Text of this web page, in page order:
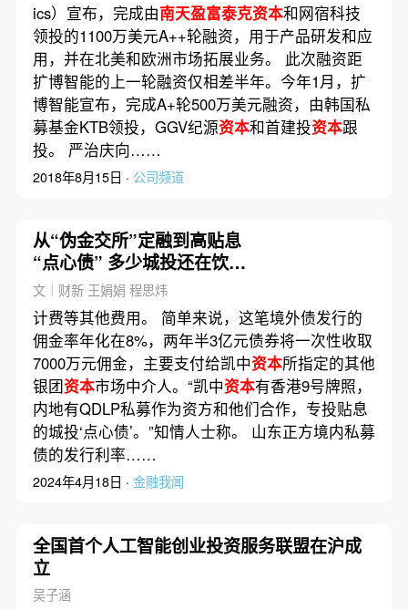
ics）宣布，完成由南天盈富泰克资本和网宿科技
领投的1100万美元A++轮融资，用于产品研发和应
用，并在北美和欧洲市场拓展业务。 此次融资距
扩博智能的上一轮融资仅相差半年。今年1月，扩
博智能宣布，完成A+轮500万美元融资，由韩国私
募基金KTB领投，GGV纪源资本和首建投资本跟
投。 严治庆向……
2018年8月15日 · 公司频道
从“伪金交所”定融到高贴息
“点心债” 多少城投还在饮鸩
止渴？
文｜财新 王娟娟 程思炜
计费等其他费用。 简单来说，这笔境外债发行的
佣金率年化在8%，两年半3亿元债券将一次性收取
7000万元佣金，主要支付给凯中资本所指定的其他
银团资本市场中介人。“凯中资本有香港9号牌照，
内地有QDLP私募作为资方和他们合作，专投贴息
的城投‘点心债’。”知情人士称。 山东正方境内私募
债的发行利率……
2024年4月18日 · 金融我闻
全国首个人工智能创业投资服务联盟在沪成
立
吴子涵